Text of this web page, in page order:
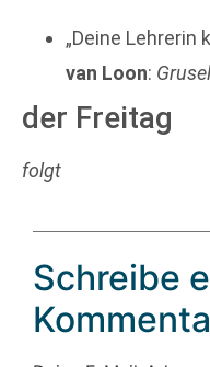
„Deine Lehrerin
van Loon:
der Freitag
folgt
Schreibe